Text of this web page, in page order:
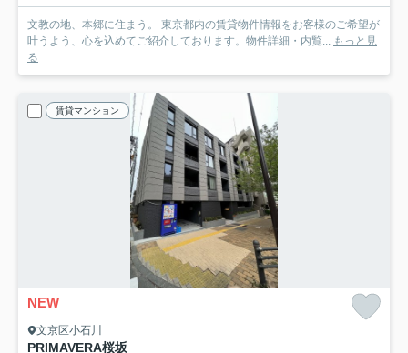
文教の地、本郷に住まう。 東京都内の賃貸物件情報をお客様のご希望が
叶うよう、心を込めてご紹介しております。物件詳細・内覧... もっと見
る
賃貸マンション
NEW
文京区小石川
PRIMAVERA桜坂